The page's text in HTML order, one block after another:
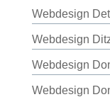
Webdesign
Webdesign
Webdesign
Webdesign